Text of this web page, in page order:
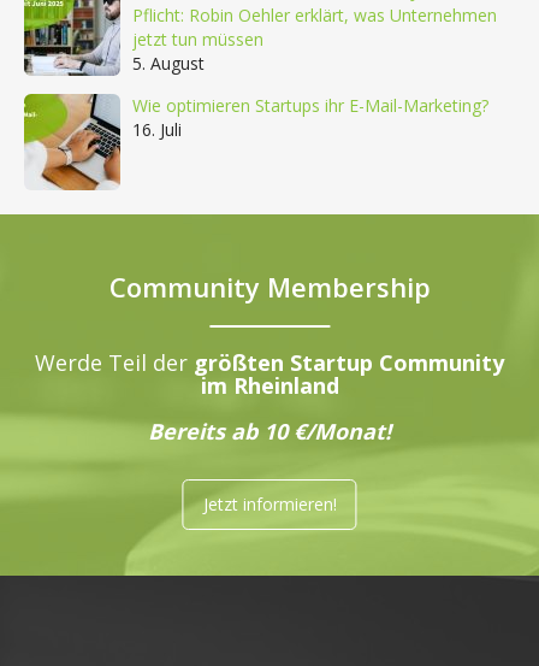
Pflicht: Robin Oehler erklärt, was Unternehmen
jetzt tun müssen
5. August
Wie optimieren Startups ihr E-Mail-Marketing?
16. Juli
Community Membership
Werde Teil der größten Startup Community
im Rheinland
Bereits ab 10 €/Monat!
Jetzt informieren!